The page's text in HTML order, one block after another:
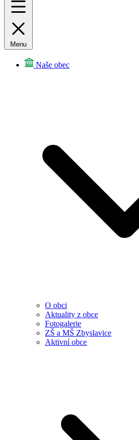
Menu
Naše obec
O obci
Aktuality z obce
Fotogalerie
ZŠ a MŠ Zbyslavice
Aktivní obce